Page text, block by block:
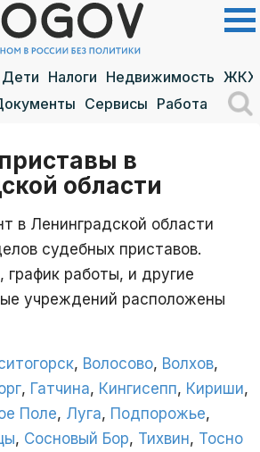
Дети Налоги Недвижимость ЖКХ
Сервисы Работа
в
области
в Ленинградской области
судебных приставов.
работы, и другие
учреждений расположены
, Волосово, Волхов,
, Гатчина, Кингисепп, Кириши,
Поле, Луга, Подпорожье,
, Сосновый Бор, Тихвин, Тосно